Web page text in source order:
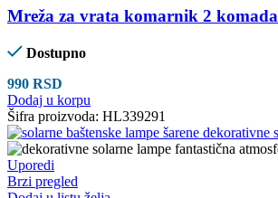
Mreža za vrata komarnik 2 komada
Dostupno
990 RSD
Dodaj u korpu
Šifra proizvoda: HL339291
Uporedi
Brzi pregled